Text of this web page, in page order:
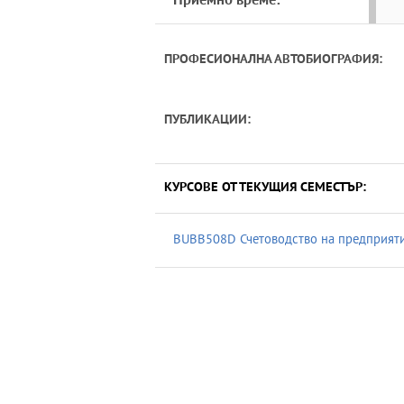
ПРОФЕСИОНАЛНА АВТОБИОГРАФИЯ:
ПУБЛИКАЦИИ:
КУРСОВЕ ОТ ТЕКУЩИЯ СЕМЕСТЪР:
BUBB508D Счетоводство на